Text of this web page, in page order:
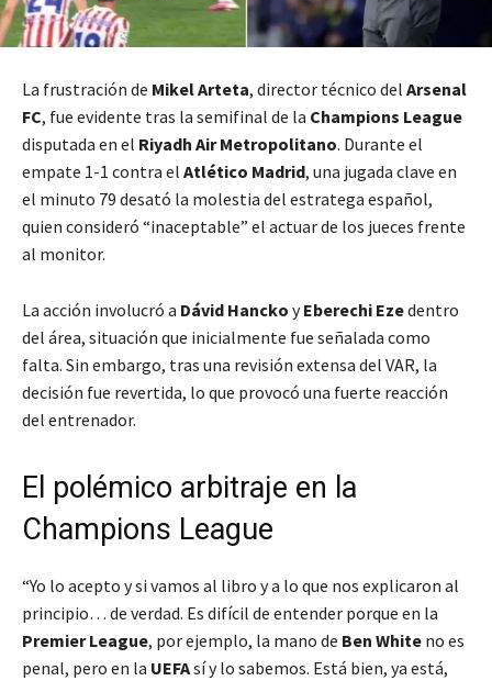
La frustración de Mikel Arteta, director técnico del Arsenal
FC, fue evidente tras la semifinal de la Champions League
disputada en el Riyadh Air Metropolitano. Durante el
empate 1-1 contra el Atlético Madrid, una jugada clave en
el minuto 79 desató la molestia del estratega español,
quien consideró “inaceptable” el actuar de los jueces frente
al monitor.
La acción involucró a Dávid Hancko yEberechi Ezedentro
del área, situación que inicialmente fue señalada como
falta. Sin embargo, tras una revisión extensa del VAR, la
decisión fue revertida, lo que provocó una fuerte reacción
del entrenador.
El polémico arbitraje en la
Champions League
“Yo lo acepto y si vamos al libro y a lo que nos explicaron al
principio… de verdad. Es difícil de entender porque en la
Premier League, por ejemplo, la mano de Ben White no es
penal, pero en la UEFAsí y lo sabemos. Está bien, ya está,